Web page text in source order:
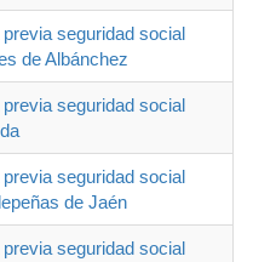
seguridad social
de Albánchez
seguridad social
seguridad social
de Jaén
seguridad social